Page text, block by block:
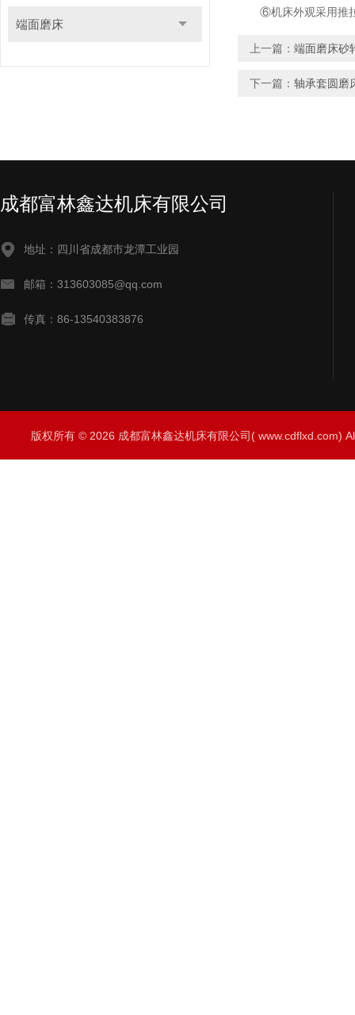
端面磨床
⑥机床外观采用推拉
上一篇： 端面磨床砂
下一篇： 轴承套圆磨
成都富林鑫达机床有限公司
地址：四川省成都市龙潭工业园
邮箱：313603085@qq.com
传真：86-13540383876
版权所有 © 2026 成都富林鑫达机床有限公司(